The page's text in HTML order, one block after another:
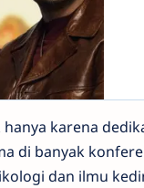
karena
di banyak
dan ilmu